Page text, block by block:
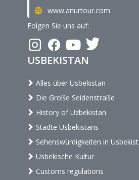
www.anurtour.com
Folgen Sie uns auf:
USBEKISTAN
Alles über Usbekistan
Die Große Seidenstraße
History of Uzbekistan
Städte Usbekistans
Sehenswürdigkeiten in
Usbekische Kultur
Customs regulations